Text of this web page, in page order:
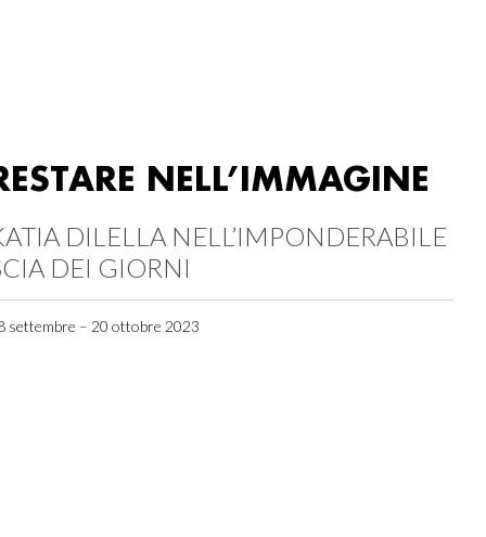
NELL’IMMAGINE
DILELLA NELL’IMPONDERABILE
DEI GIORNI
settembre – 20 ottobre 2023